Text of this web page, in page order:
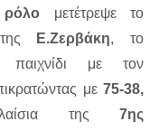
ρόλο μετέτρεψε το
Ε.Ζερβάκη, το
παιχνίδι με τον
με 75-38,
της 7ης